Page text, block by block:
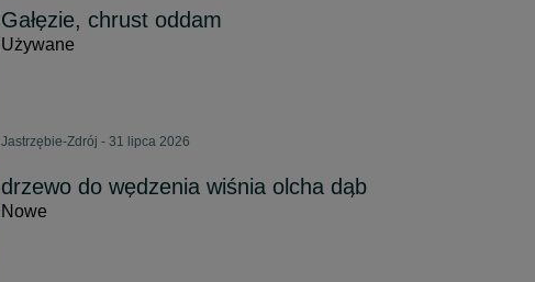
Gałęzie, chrust oddam
Używane
Jastrzębie-Zdrój - 31 lipca 2026
drzewo do wędzenia wiśnia olcha dąb
Nowe